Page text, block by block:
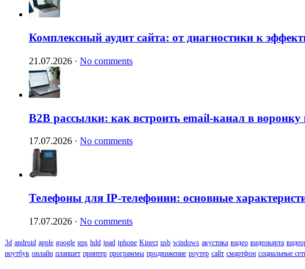
Комплексный аудит сайта: от диагностики к
21.07.2026 · No comments
B2B рассылки: как встроить email-канал в
17.07.2026 · No comments
Телефоны для IP-телефонии: основные
17.07.2026 · No comments
3d android apple google gps hdd ipad iphone Kinect usb windows акустика видео видеокарта
ноутбук онлайн планшет принтер программы продвижение роутер сайт смартфон социальные